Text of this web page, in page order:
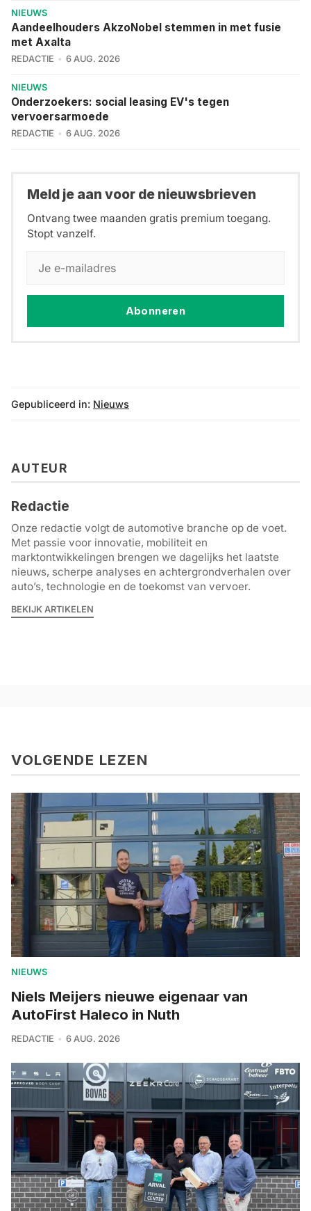
NIEUWS
Aandeelhouders AkzoNobel stemmen in met fusie
met Axalta
REDACTIE 6 AUG. 2026
NIEUWS
Onderzoekers: social leasing EV's tegen
vervoersarmoede
REDACTIE 6 AUG. 2026
Meld je aan voor de nieuwsbrieven
Ontvang twee maanden gratis premium toegang.
Stopt vanzelf.
Abonneren
Gepubliceerd in: Nieuws
AUTEUR
Redactie
Onze redactie volgt de automotive branche op de voet.
Met passie voor innovatie, mobiliteit en
marktontwikkelingen brengen we dagelijks het laatste
nieuws, scherpe analyses en achtergrondverhalen over
auto’s, technologie en de toekomst van vervoer.
BEKIJK ARTIKELEN
VOLGENDE LEZEN
NIEUWS
Niels Meijers nieuwe eigenaar van
AutoFirst Haleco in Nuth
REDACTIE 6 AUG. 2026